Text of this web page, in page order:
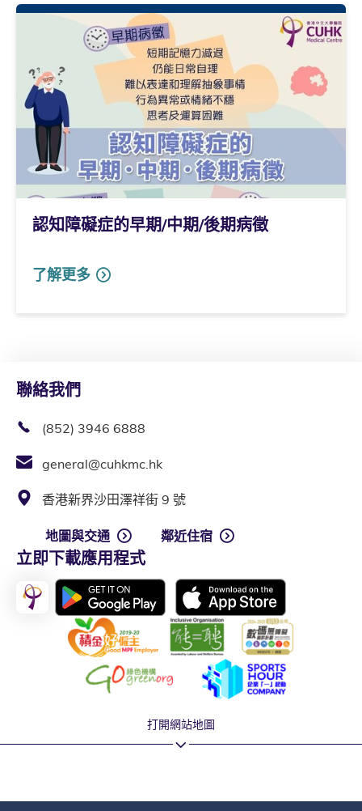
認知障礙症的早期/中期/後期病徵
了解更多
聯絡我們
(852) 3946 6888
general@cuhkmc.hk
香港新界沙田澤祥街 9 號
地圖與交通 鄰近住宿
立即下載應用程式
打開網站地圖